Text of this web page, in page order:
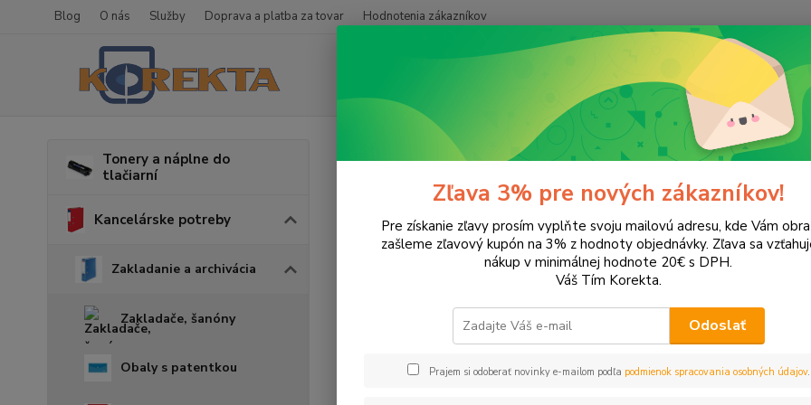
Blog O nás Služby Doprava a platba za tovar Hodnotenia zákazníkov
Tonery a náplne do
tlačiarní
Kancelárske potreby
Zakladanie a archivácia
Zakladače, šanóny
Obaly s patentkou
Kancelárske potreby Zakladanie a archivácia Odkladacie mapy
Odkladacie mapy
Upresniť parametre
EUR Od
Zľava 3% pre nových zákazníkov!
Pre získanie zľavy prosím vyplňte svoju mailovú adresu, kde Vám
zašleme zľavový kupón na 3% z hodnoty objednávky. Zľava sa
nákup v minimálnej hodnote 20€ s DPH.
Váš Tím Korekta.
Odoslať
Prajem si odoberať novinky e-mailom podľa podmienok spracovania osobných údajov.